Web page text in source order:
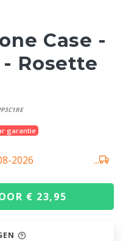
Case -
Rosette
garantie
2026 ...
€ 23,95